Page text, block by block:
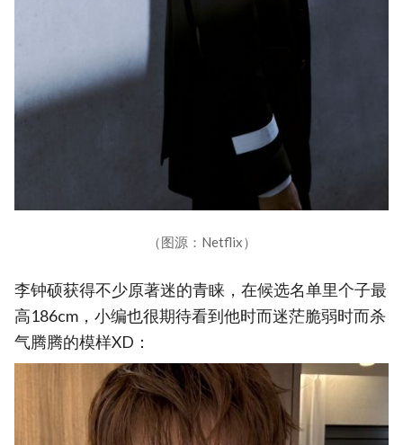
（图源：Netflix）
李钟硕获得不少原著迷的青睐，在候选名单里个子最
高186cm，小编也很期待看到他时而迷茫脆弱时而杀
气腾腾的模样XD：